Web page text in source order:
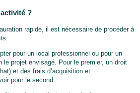
?
rapide, il est nécessaire de procéder à
pour un local professionnel ou pour un
le projet envisagé. Pour le premier, un droit
et des frais d’acquisition et
pour le second.